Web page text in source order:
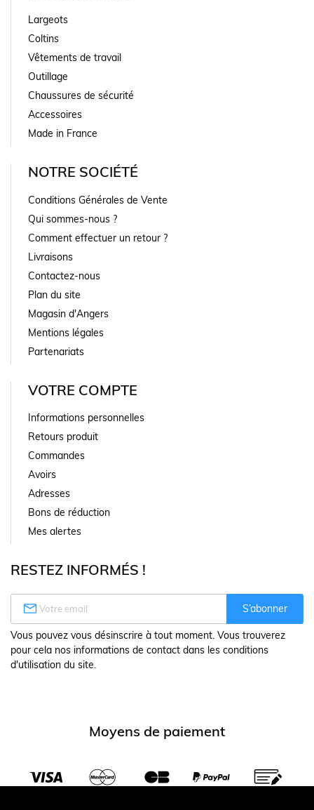
Largeots
Coltins
Vêtements de travail
Outillage
Chaussures de sécurité
Accessoires
Made in France
NOTRE SOCIÉTÉ
Conditions Générales de Vente
Qui sommes-nous ?
Comment effectuer un retour ?
Livraisons
Contactez-nous
Plan du site
Magasin d'Angers
Mentions légales
Partenariats
VOTRE COMPTE
Informations personnelles
Retours produit
Commandes
Avoirs
Adresses
Bons de réduction
Mes alertes
RESTEZ INFORMÉS !
 S’abonner
Vous pouvez vous désinscrire à tout moment. Vous trouverez
pour cela nos informations de contact dans les conditions
d'utilisation du site.
Moyens de paiement